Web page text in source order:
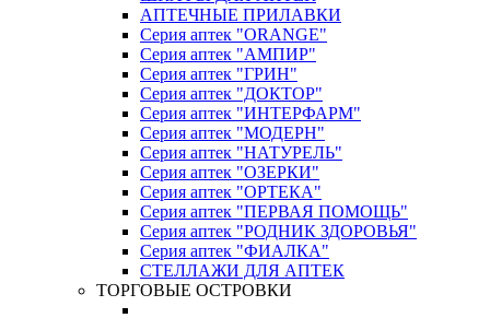
АПТЕЧНЫЕ ПРИЛАВКИ
Серия аптек "ORANGE"
Серия аптек "АМПИР"
Серия аптек "ГРИН"
Серия аптек "ДОКТОР"
Серия аптек "ИНТЕРФАРМ"
Серия аптек "МОДЕРН"
Серия аптек "НАТУРЕЛЬ"
Серия аптек "ОЗЕРКИ"
Серия аптек "ОРТЕКА"
Серия аптек "ПЕРВАЯ ПОМОЩЬ"
Серия аптек "РОДНИК ЗДОРОВЬЯ"
Серия аптек "ФИАЛКА"
СТЕЛЛАЖИ ДЛЯ АПТЕК
ТОРГОВЫЕ ОСТРОВКИ